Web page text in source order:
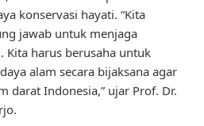
konservasi hayati. “Kita
jawab untuk menjaga
Kita harus berusaha untuk
alam secara bijaksana agar
darat Indonesia,” ujar Prof. Dr.